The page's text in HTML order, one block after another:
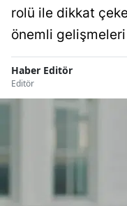
rolü ile dikkat
önemli
Haber Editör
Editör